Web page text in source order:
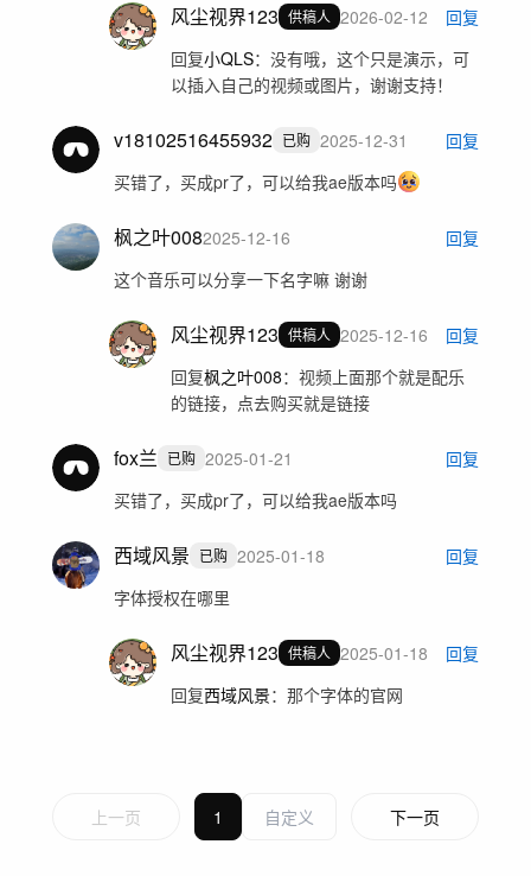
风尘视界123 供稿人 2026-02-12
回复
回复小QLS： 没有哦，这个只是演示，可
以插入自己的视频或图片，谢谢支持！
v18102516455932 已购 2025-12-31
回复
买错了，买成pr了，可以给我ae版本吗
枫之叶0082025-12-16
回复
这个音乐可以分享一下名字嘛 谢谢
风尘视界123 供稿人 2025-12-16
回复
回复枫之叶008： 视频上面那个就是配乐
的链接，点去购买就是链接
fox兰 已购 2025-01-21
回复
买错了，买成pr了，可以给我ae版本吗
西域风景 已购 2025-01-18
回复
字体授权在哪里
风尘视界123 供稿人 2025-01-18
回复
回复西域风景： 那个字体的官网
上一页 1 下一页